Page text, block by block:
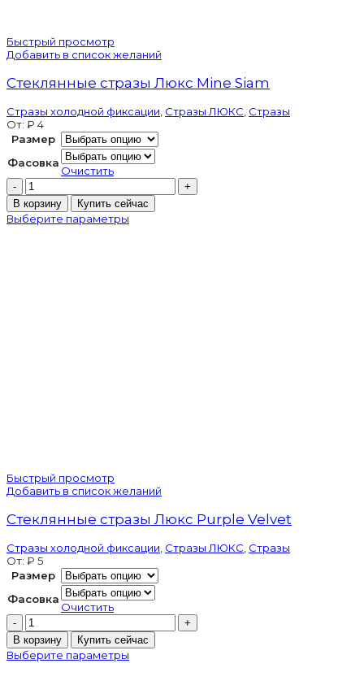
Быстрый просмотр
Добавить в список желаний
Стеклянные стразы Люкс Mine Siam
Стразы холодной фиксации Стразы ЛЮКС Стразы
От: ₽ 4
Размер
Фасовка
Очистить
Количество
товара
Стеклянные
стразы
В корзину Купить сейчас
Выберите параметры
Быстрый просмотр
Добавить в список желаний
Стеклянные стразы Люкс Purple Velvet
Стразы холодной фиксации Стразы ЛЮКС Стразы
От: ₽ 5
Размер
Фасовка
Очистить
Количество
товара
Стеклянные
стразы
В корзину Купить сейчас
Выберите параметры